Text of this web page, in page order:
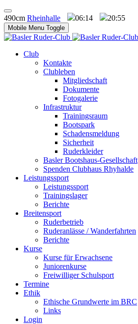
490cm Rheinhalle 06:14 20:55
Mobile Menu Toggle
Club
Kontakte
Clubleben
Mitgliedschaft
Dokumente
Fotogalerie
Infrastruktur
Trainingsraum
Bootspark
Schadensmeldung
Sicherheit
Ruderkleider
Basler Bootshaus-Gesellschaft
Spenden Clubhaus Rhyhalde
Leistungssport
Leistungssport
Trainingslager
Berichte
Breitensport
Ruderbetrieb
Ruderanlässe / Wanderfahrten
Berichte
Kurse
Kurse für Erwachsene
Juniorenkurse
Freiwilliger Schulsport
Termine
Ethik
Ethische Grundwerte im BRC
Links
Login